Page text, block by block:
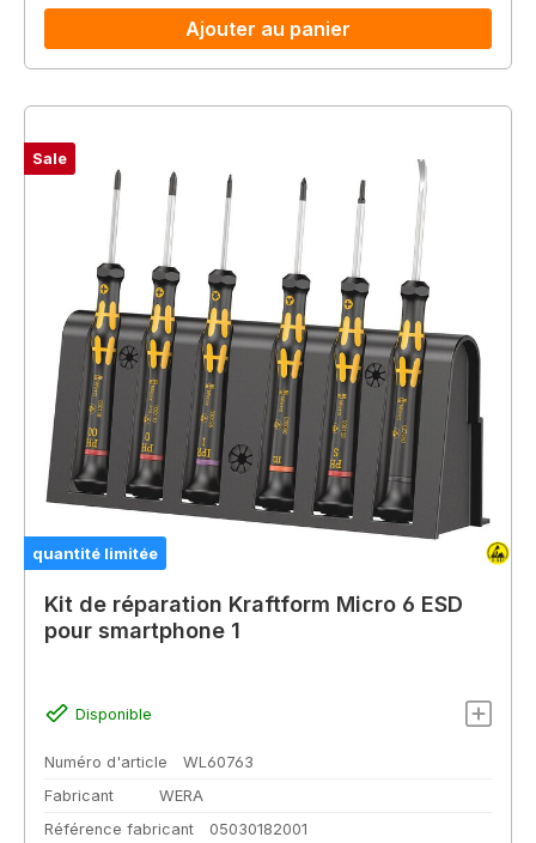
Ajouter au panier
Sale
quantité limitée
Kit de réparation Kraftform Micro 6 ESD
pour smartphone 1
Disponible
Numéro d'article
WL60763
Fabricant
WERA
Référence fabricant
05030182001